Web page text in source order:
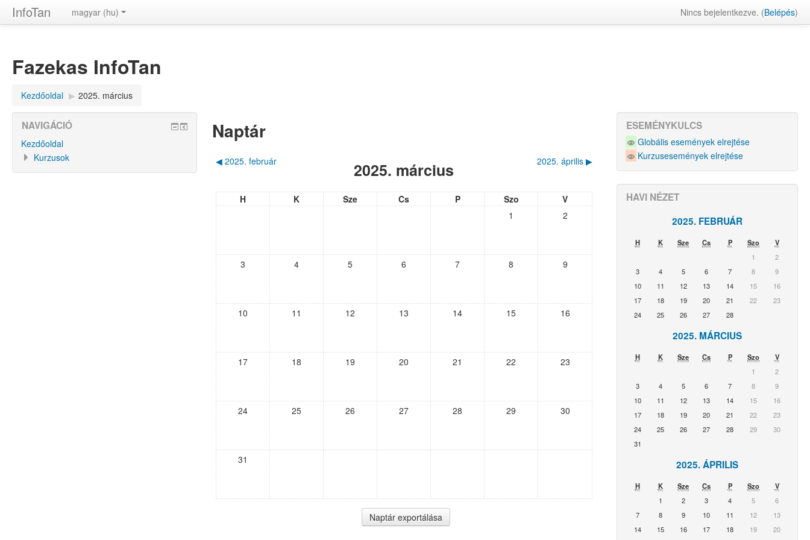
InfoTan Nincs bejelentkezve. (Belépés)
magyar ‎(hu)‎
Fazekas InfoTan
Kezdőoldal ▶︎ 2025. március
Naptár
◀︎ 2025. február 2025. március 2025. április ▶︎
H K Sze Cs P Szo
V
1
2
3 4 5 6 7 8 9
10 11 12 13 14 15 16
17 18 19 20 21 22 23
24 25 26 27 28 29 30
31
NAVIGÁCIÓ
Kezdőoldal
Kurzusok
ESEMÉNYKULCS
Globális események elrejtése
Kurzusesemények elrejtése
HAVI NÉZET
2025. FEBRUÁR
H K Sze Cs P Szo
V
1
2
3
4 5 6 7 8
9
10
11 12 13 14 15
16
17
18 19 20 21 22
23
24
25 26 27 28
2025. MÁRCIUS
H K Sze Cs P Szo
V
1
2
3
4 5 6 7 8
9
10
11 12 13 14 15
16
17
18 19 20 21 22
23
24
25 26 27 28 29
30
31
2025. ÁPRILIS
H K Sze Cs P Szo
V
1
2 3 4 5
6
7
8 9 10 11 12
13
14
15 16 17 18 19
20